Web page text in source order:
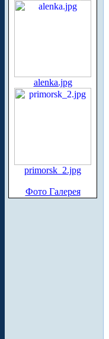
alenka.jpg
primorsk_2.jpg
Фото Галерея